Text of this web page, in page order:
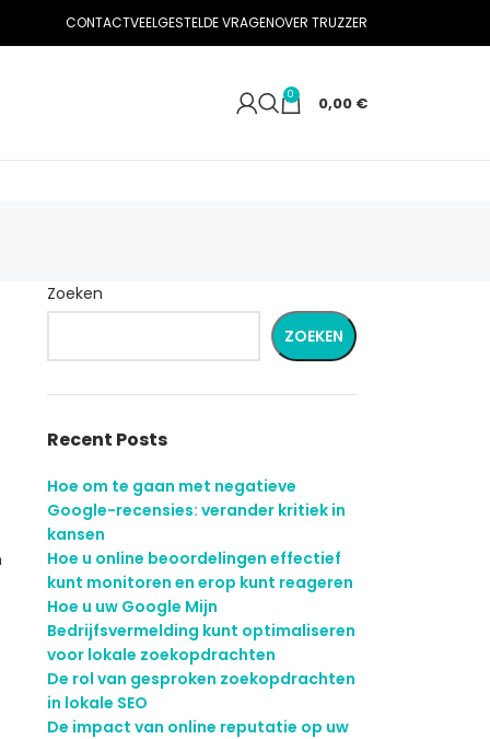
CONTACTVEELGESTELDE VRAGENOVER TRUZZER
0 0,00 €
Zoeken
ZOEKEN
Recent Posts
Hoe om te gaan met negatieve
Google-recensies: verander kritiek in
kansen
Hoe u online beoordelingen effectief
kunt monitoren en erop kunt reageren
Hoe u uw Google Mijn
Bedrijfsvermelding kunt optimaliseren
voor lokale zoekopdrachten
De rol van gesproken zoekopdrachten
in lokale SEO
De impact van online reputatie op uw